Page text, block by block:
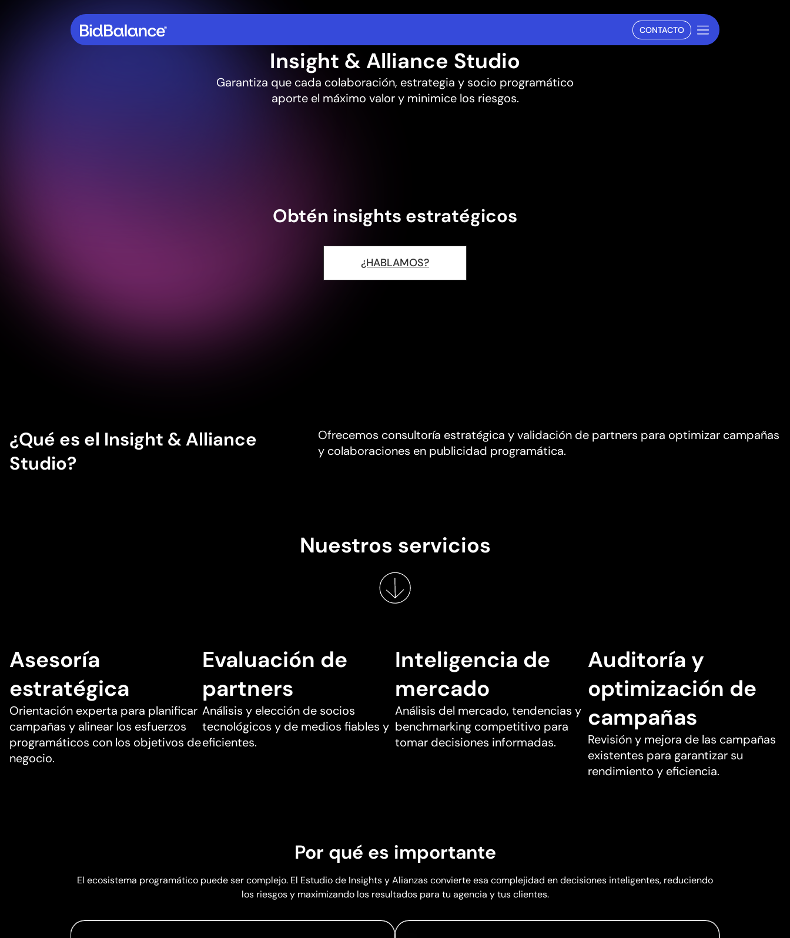
CONTACTO
Insight & Alliance Studio
Garantiza que cada colaboración, estrategia y socio programático
aporte el máximo valor y minimice los riesgos.
Obtén insights estratégicos
¿HABLAMOS?
¿Qué es el Insight & Alliance
Studio?
Ofrecemos consultoría estratégica y validación de partners para optimizar campañas
y colaboraciones en publicidad programática.
Nuestros servicios
Asesoría
estratégica
Orientación experta para planificar
campañas y alinear los esfuerzos
programáticos con los objetivos de
negocio.
Evaluación de
partners
Análisis y elección de socios
tecnológicos y de medios fiables y
eficientes.
Inteligencia de
mercado
Análisis del mercado, tendencias y
benchmarking competitivo para
tomar decisiones informadas.
Auditoría y
optimización de
campañas
Revisión y mejora de las campañas
existentes para garantizar su
rendimiento y eficiencia.
Por qué es importante
El ecosistema programático puede ser complejo. El Estudio de Insights y Alianzas convierte esa complejidad en decisiones inteligentes, reduciendo
los riesgos y maximizando los resultados para tu agencia y tus clientes.